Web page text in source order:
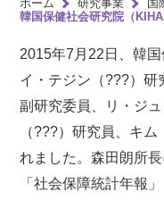
ホーム 研究事業 国
韓国保健社会研究院（
2015年7月22日、韓
イ・テジン（???）研
副研究委員、リ・ジ
（???）研究員、キ
れました。森田朗所
「社会保障統計年報